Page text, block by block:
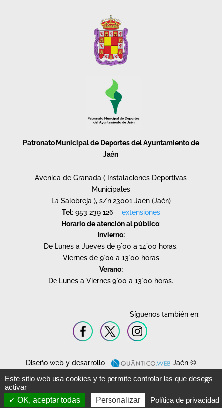
Patronato Municipal de Deportes del Ayuntamiento de
Jaén
Avenida de Granada ( Instalaciones Deportivas
Municipales
La Salobreja ), s/n 23001 Jaén (Jaén)
Tel: 953 239 126
extensiones
Horario de atención al público:
Invierno:
De Lunes a Jueves de 9`00 a 14`00 horas.
Viernes de 9`00 a 13`00 horas
Verano:
De Lunes a Viernes 9`00 a 13`00 horas.
Síguenos también en:
Diseño web y desarrollo
Jaén ©
X
Este sitio web usa cookies y te permite controlar las que deseas
activar
OK, aceptar todas
Personalizar Política de privacidad